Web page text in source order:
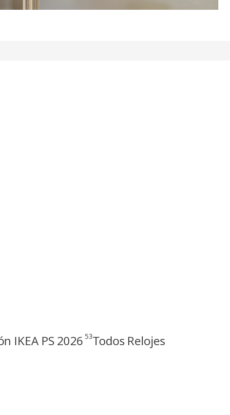
IKEA PS 2026 53Todos Relojes